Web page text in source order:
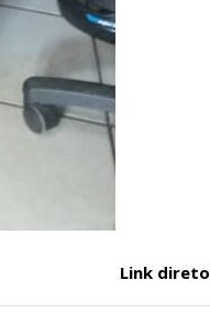
Link direto